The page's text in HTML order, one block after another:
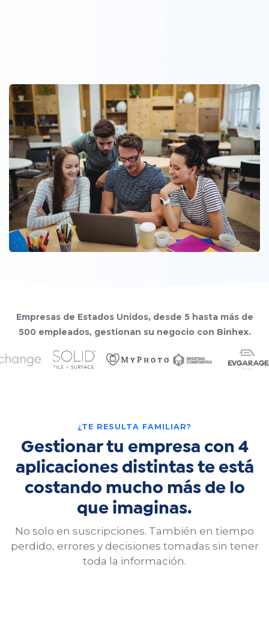
Empresas de Estados Unidos, desde 5 hasta más de
500 empleados, gestionan su negocio con Binhex.
¿TE RESULTA FAMILIAR?
Gestionar tu empresa con 4
aplicaciones distintas te está
costando mucho más de lo
que imaginas.
No solo en suscripciones. También en tiempo
perdido, errores y decisiones tomadas sin tener
toda la información.